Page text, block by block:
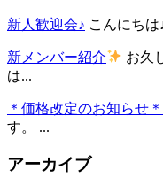
新人歓迎会♪ こんにち
新メンバー紹介
お久
は...
＊価格改定のお知らせ＊
す。 ...
アーカイブ